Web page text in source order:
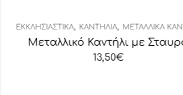
ΕΚΚΛΗΣΙΑΣΤΙΚΆ,ΚΑΝΤΉΛΙΑ,ΜΕΤΑΛΛΙΚΆ
Μεταλλικό Καντήλι με Σταυρό
13,50€